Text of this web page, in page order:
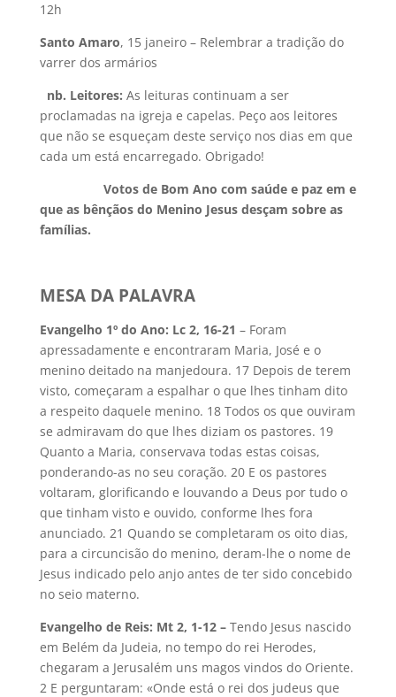
12h
Santo Amaro, 15 janeiro – Relembrar a tradição do
varrer dos armários
nb. Leitores: As leituras continuam a ser
proclamadas na igreja e capelas. Peço aos leitores
que não se esqueçam deste serviço nos dias em que
cada um está encarregado. Obrigado!
Votos de Bom Ano com saúde e paz em e
que as bênçãos do Menino Jesus desçam sobre as
famílias.
MESA DA PALAVRA
Evangelho 1º do Ano: Lc 2, 16-21 – Foram
apressadamente e encontraram Maria, José e o
menino deitado na manjedoura. 17 Depois de terem
visto, começaram a espalhar o que lhes tinham dito
a respeito daquele menino. 18 Todos os que ouviram
se admiravam do que lhes diziam os pastores. 19
Quanto a Maria, conservava todas estas coisas,
ponderando-as no seu coração. 20 E os pastores
voltaram, glorificando e louvando a Deus por tudo o
que tinham visto e ouvido, conforme lhes fora
anunciado. 21 Quando se completaram os oito dias,
para a circuncisão do menino, deram-lhe o nome de
Jesus indicado pelo anjo antes de ter sido concebido
no seio materno.
Evangelho de Reis: Mt 2, 1-12 –Tendo Jesus nascido
em Belém da Judeia, no tempo do rei Herodes,
chegaram a Jerusalém uns magos vindos do Oriente.
2 E perguntaram: «Onde está o rei dos judeus que